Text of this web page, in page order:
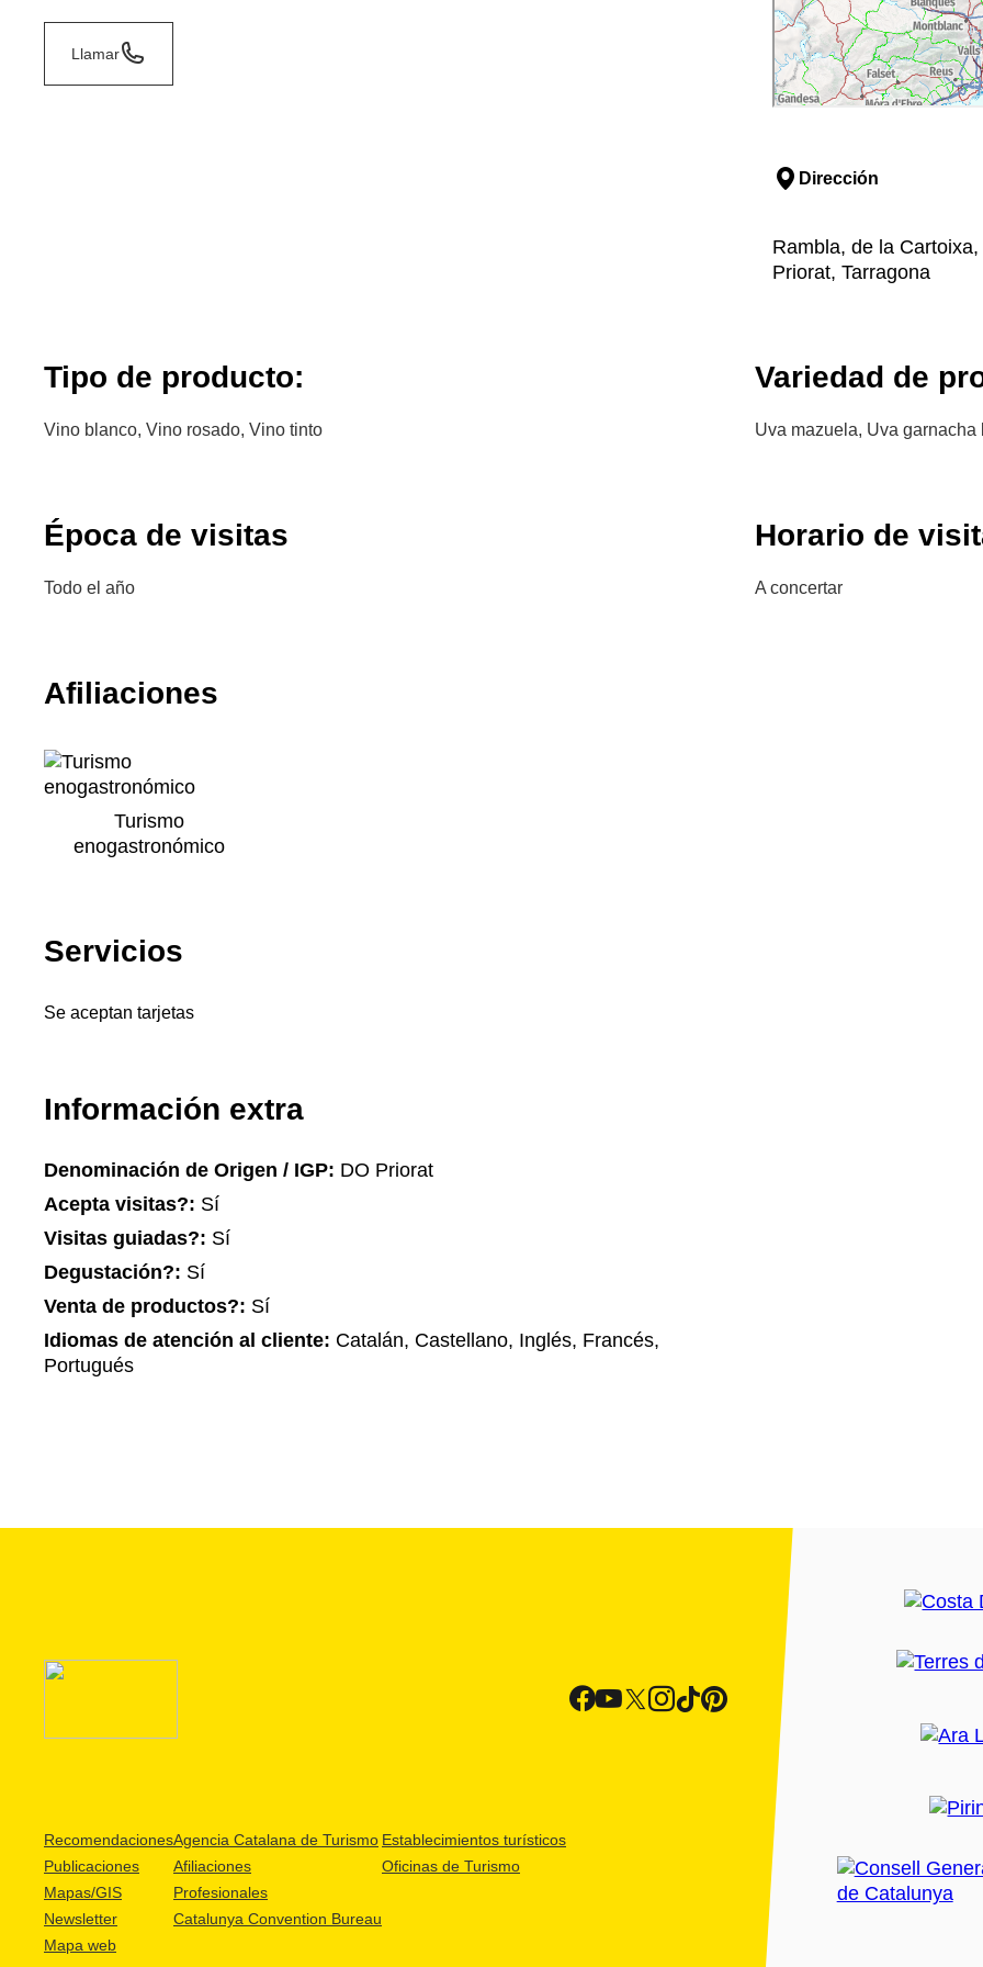
Llamar
Dirección
Rambla, de la
Priorat, Tarragona
Tipo de producto:
Vino blanco, Vino rosado, Vino tinto
Variedad de
Uva mazuela, Uva
Época de visitas
Todo el año
Horario de
A concertar
Afiliaciones
Turismo
enogastronómico
Servicios
Se aceptan tarjetas
Información extra
Denominación de Origen / IGP: DO Priorat
Acepta visitas?: Sí
Visitas guiadas?: Sí
Degustación?: Sí
Venta de productos?: Sí
Idiomas de atención al cliente: Catalán, Castellano, Inglés, Francés,
Portugués
Recomendaciones
Publicaciones
Mapas/GIS
Newsletter
Mapa web
Agencia Catalana de Turismo
Afiliaciones
Profesionales
Catalunya Convention Bureau
Establecimientos turísticos
Oficinas de Turismo